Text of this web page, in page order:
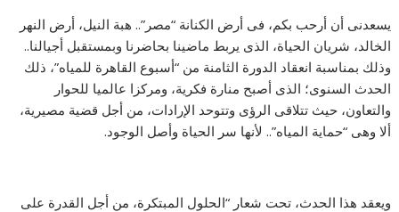
يسعدنى أن أرحب بكم، فى أرض الكنانة “مصر”.. هبة النيل، أرض النهر
الخالد، شريان الحياة، الذى يربط ماضينا بحاضرنا وبمستقبل أجيالنا..
وذلك بمناسبة انعقاد الدورة الثامنة من “أسبوع القاهرة للمياه”، ذلك
الحدث السنوى؛ الذى أصبح منارة فكرية، ومركزا عالميا للحوار
والتعاون، حيث تتلاقى الرؤى وتتوحد الإرادات، من أجل قضية مصيرية،
ألا وهى “حماية المياه”.. لأنها سر الحياة وأصل الوجود.
ويعقد هذا الحدث، تحت شعار “الحلول المبتكرة، من أجل القدرة على